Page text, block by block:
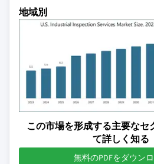
地域別
この市場を形成する主要なセ
て詳しく知る
無料のPDFをダウン